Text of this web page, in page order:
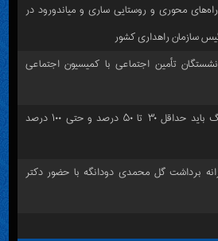
محوری و روستایی ساری و میاندورود در
سازمان راهداری کشور
تأمین اجتماعی با کمیسیون اجتماعی
بابایی کارنامی: مبلغ کالابرگ باید حداقل ۳۰ تا ۵۰ درصد و حتی ۱۰۰ درصد
برداشت گل محمدی دودانگه با حضور دکتر